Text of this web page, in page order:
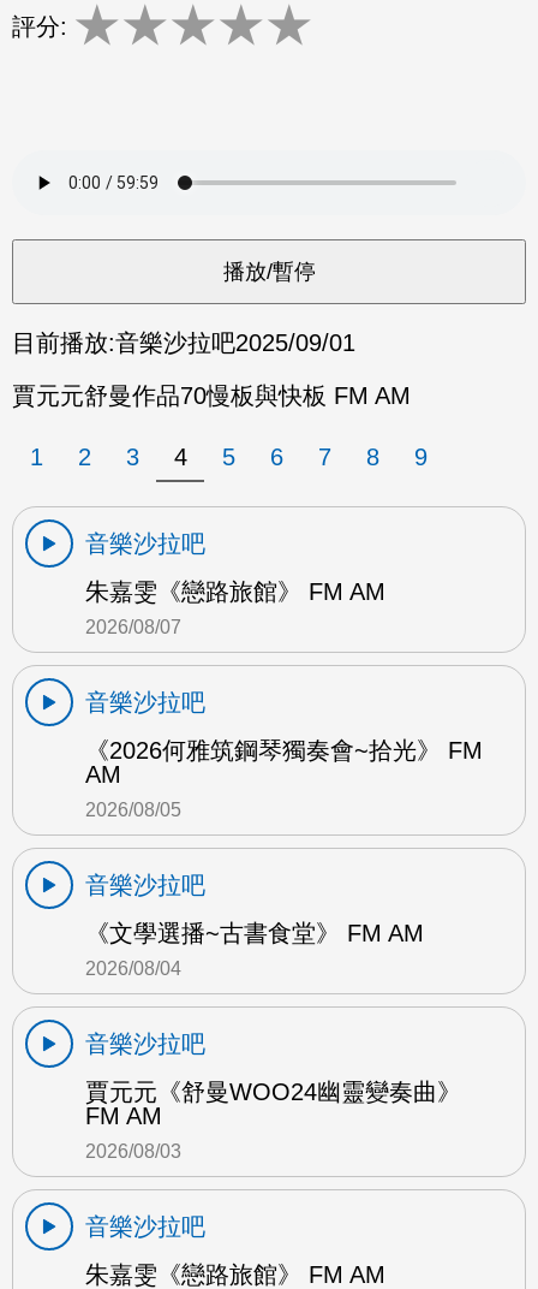
評分: ★★★★★
目前播放:音樂沙拉吧2025/09/01
賈元元舒曼作品70慢板與快板 FM AM
1 2 3 4 5 6 7 8 9
音樂沙拉吧
朱嘉雯《戀路旅館》 FM AM
2026/08/07
音樂沙拉吧
《2026何雅筑鋼琴獨奏會~拾光》 FM
AM
2026/08/05
音樂沙拉吧
《文學選播~古書食堂》 FM AM
2026/08/04
音樂沙拉吧
賈元元《舒曼WOO24幽靈變奏曲》
FM AM
2026/08/03
音樂沙拉吧
朱嘉雯《戀路旅館》 FM AM